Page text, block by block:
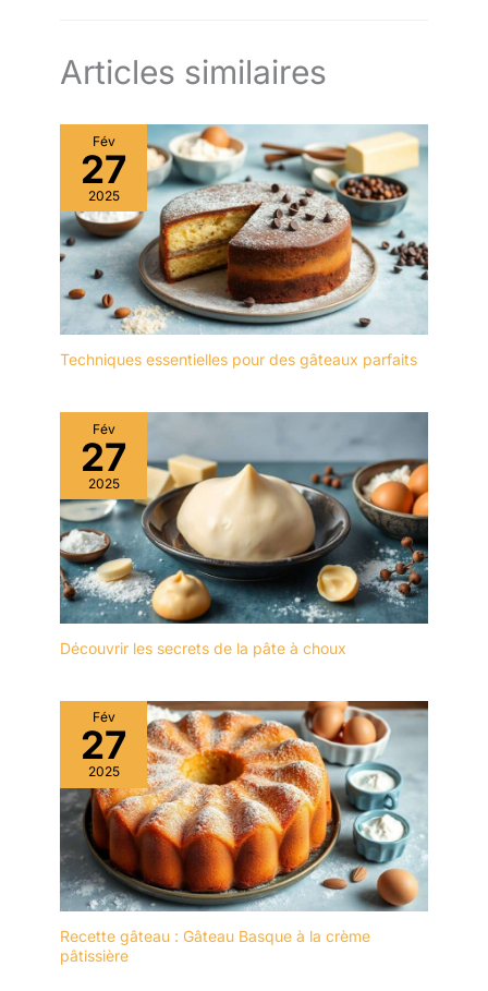
Articles similaires
Fév
27
2025
Techniques essentielles pour des gâteaux parfaits
Fév
27
2025
Découvrir les secrets de la pâte à choux
Fév
27
2025
Recette gâteau : Gâteau Basque à la crème
pâtissière